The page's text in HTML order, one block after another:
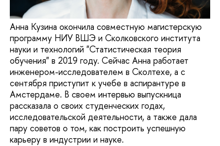
Анна Кузина окончила совместную магистерскую
программу НИУ ВШЭ и Сколковского института
науки и технологий "Статистическая теория
обучения" в 2019 году. Сейчас Анна работает
инженером-исследователем в Сколтехе, а с
сентября приступит к учебе в аспирантуре в
Амстердаме. В своем интервью выпускница
рассказала о своих студенческих годах,
исследовательской деятельности, а также дала
пару советов о том, как построить успешную
карьеру в индустрии и науке.